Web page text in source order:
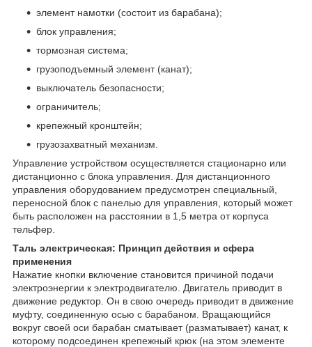
элемент намотки (состоит из барабана);
блок управления;
тормозная система;
грузоподъемный элемент (канат);
выключатель безопасности;
ограничитель;
крепежный кронштейн;
грузозахватный механизм.
Управление устройством осуществляется стационарно или
дистанционно с блока управления. Для дистанционного
управления оборудованием предусмотрен специальный,
переносной блок с панелью для управления, который может
быть расположен на расстоянии в 1,5 метра от корпуса
тельфер.
Таль электрическая: Принцип действия и сфера
применения
Нажатие кнопки включение становится причиной подачи
электроэнергии к электродвигателю. Двигатель приводит в
движение редуктор. Он в свою очередь приводит в движение
муфту, соединенную осью с барабаном. Вращающийся
вокруг своей оси барабан сматывает (разматывает) канат, к
которому подсоединен крепежный крюк (на этом элементе